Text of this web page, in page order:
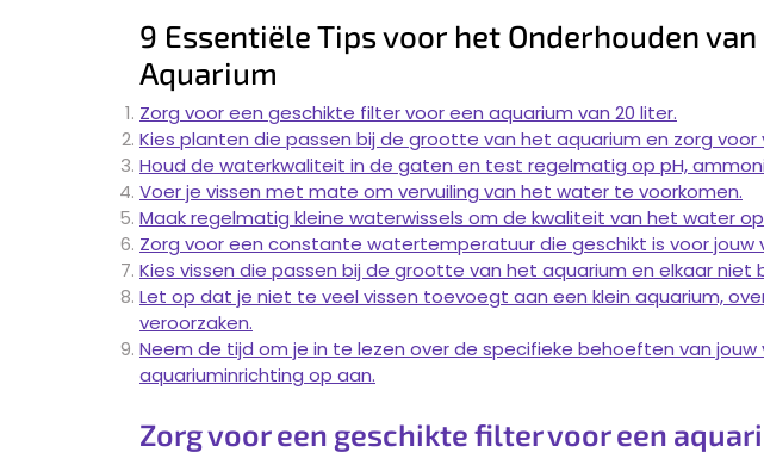
9 Essentiële Tips voor het Onderhouden
Aquarium
Zorg voor een geschikte filter voor een aquarium van 20 liter.
Kies planten die passen bij de grootte van het aquarium en zorg voor
Houd de waterkwaliteit in de gaten en test regelmatig op pH,
Voer je vissen met mate om vervuiling van het water te voorkomen.
Maak regelmatig kleine waterwissels om de kwaliteit van het water
Zorg voor een constante watertemperatuur die geschikt is voor jouw
Kies vissen die passen bij de grootte van het aquarium en elkaar niet
Let op dat je niet te veel vissen toevoegt aan een klein aquarium,
veroorzaken.
Neem de tijd om je in te lezen over de specifieke behoeften van jouw
aquariuminrichting op aan.
Zorg voor een geschikte filter voor een